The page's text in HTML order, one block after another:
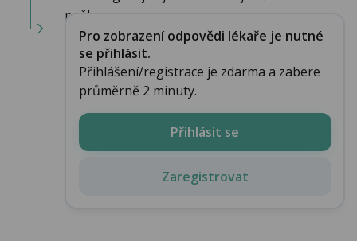
poškozen, pr...
Pro zobrazení odpovědi lékaře je nutné
se přihlásit.
Přihlášení/registrace je zdarma a zabere
průměrně 2 minuty.
Přihlásit se
Zaregistrovat